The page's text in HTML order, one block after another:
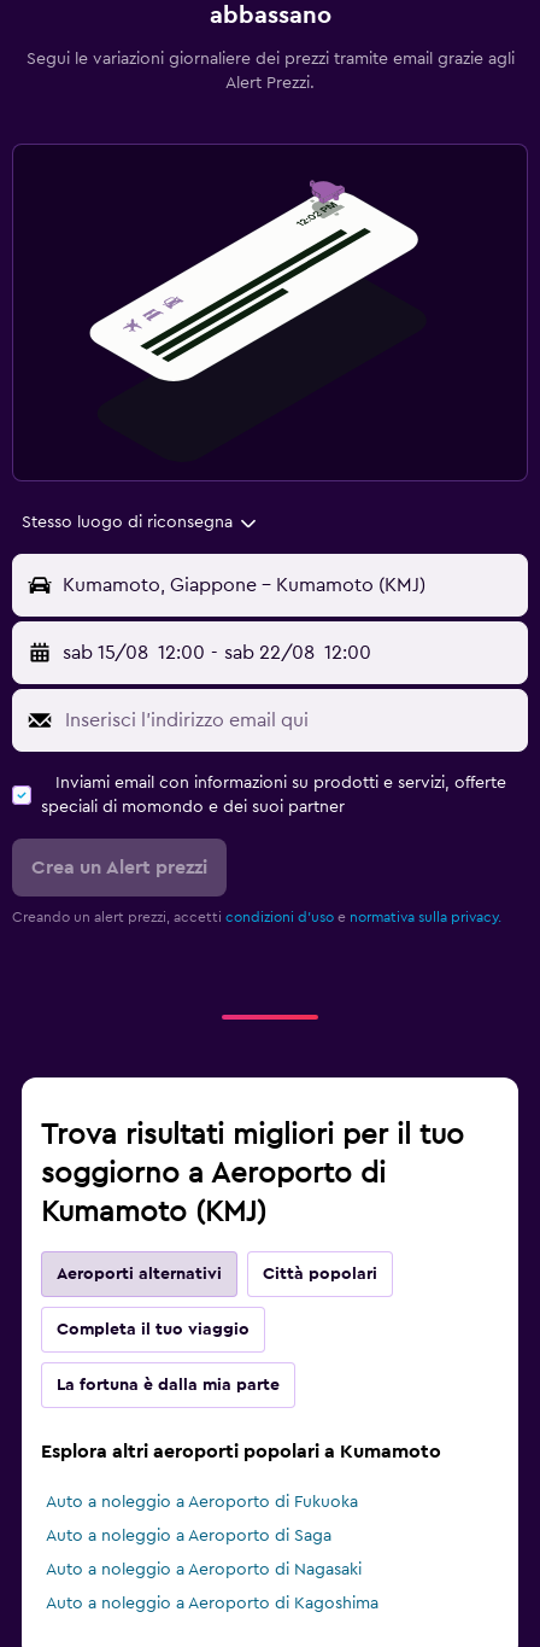
abbassano
Segui le variazioni giornaliere dei prezzi tramite email grazie agli
Alert Prezzi.
Stesso luogo di riconsegna
Kumamoto, Giappone - Kumamoto (KMJ)
sab 15/08 12:00 - sab 22/08 12:00
Inviami email con informazioni su prodotti e servizi, offerte
speciali di momondo e dei suoi partner
Crea un Alert prezzi
Creando un alert prezzi, accetti condizioni d'uso e normativa sulla privacy.
Trova risultati migliori per il tuo
soggiorno a Aeroporto di
Kumamoto (KMJ)
Aeroporti alternativi Città popolari
Completa il tuo viaggio
La fortuna è dalla mia parte
Esplora altri aeroporti popolari a Kumamoto
Auto a noleggio a Aeroporto di Fukuoka
Auto a noleggio a Aeroporto di Saga
Auto a noleggio a Aeroporto di Nagasaki
Auto a noleggio a Aeroporto di Kagoshima